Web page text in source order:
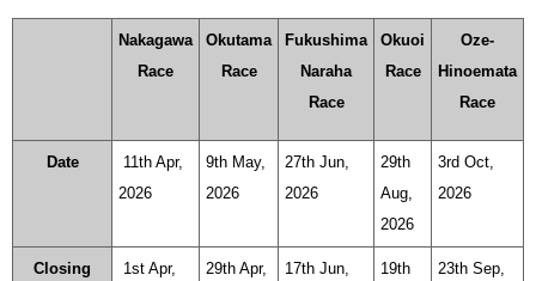
Nakagawa
Race
Okutama
Race
Fukushima
Naraha
Race
Okuoi
Race
Oze-
Hinoemata
Race
Date
11th Apr,
2026
9th May,
2026
27th Jun,
2026
29th
Aug,
2026
3rd Oct,
2026
Closing
1st Apr,
29th Apr,
17th Jun,
19th
23th Sep,